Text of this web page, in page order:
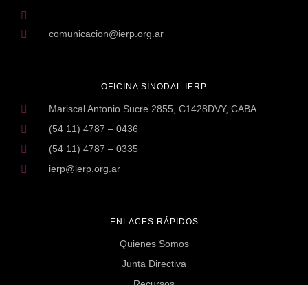
ENLACES RÁPIDOS
Quienes Somos
Junta Directiva
OFICINA SINODAL IERP
Mariscal Antonio Sucre 2855, C1428DVY, CABA
(54 11) 4787 – 0436
(54 11) 4787 – 0335
ierp@ierp.org.ar
comunicacion@ierp.org.ar